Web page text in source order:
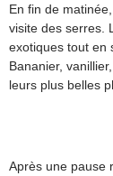
En fin de
visite des serres.
exotiques tout en
Bananier,
leurs plus belles
Après une pause